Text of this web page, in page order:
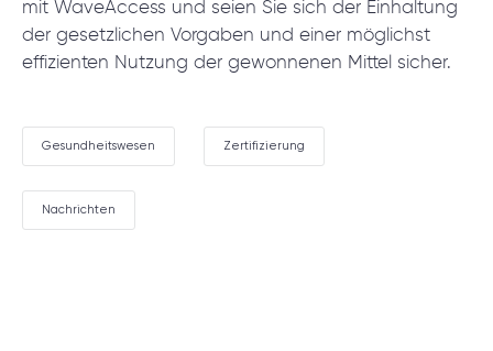
mit WaveAccess und seien Sie sich der Einhaltung
der gesetzlichen Vorgaben und einer möglichst
effizienten Nutzung der gewonnenen Mittel sicher.
Gesundheitswesen Zertifizierung
Nachrichten